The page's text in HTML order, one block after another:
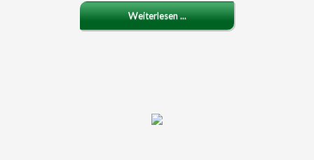
Weiterlesen ...